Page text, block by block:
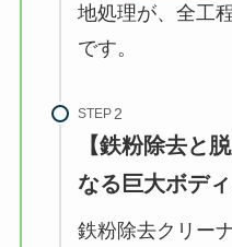
地処理が、全工
です。
STEP
【鉄粉除去と
なる巨大ボデ
鉄粉除去クリー